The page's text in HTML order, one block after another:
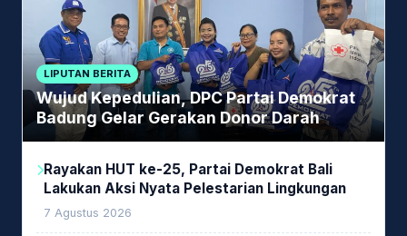
LIPUTAN BERITA
Wujud Kepedulian, DPC Partai Demokrat
Badung Gelar Gerakan Donor Darah
Rayakan HUT ke-25, Partai Demokrat Bali
Lakukan Aksi Nyata Pelestarian Lingkungan
7 Agustus 2026